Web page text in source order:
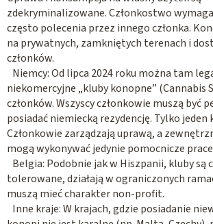
zdekryminalizowane. Członkostwo
często polecenia przez innego członka.
na prywatnych, zamkniętych terenach i
członków.
Niemcy: Od lipca 2024 roku można tam
niekomercyjne „kluby konopne” (Cannabis
członków. Wszyscy członkowie muszą być
posiadać niemiecką rezydencję. Tylko jeden
Członkowie zarządzają uprawą, a
mogą wykonywać jedynie pomocnicze
Belgia: Podobnie jak w Hiszpanii, kluby są
tolerowane, działają w ograniczonych
muszą mieć charakter non-profit.
Inne kraje: W krajach, gdzie posiadanie